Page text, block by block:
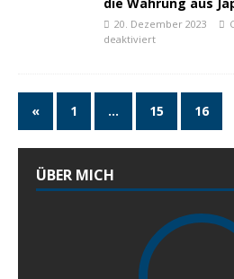
20. Dezember 2023
deaktiviert
« 1 … 15 16
ÜBER MICH